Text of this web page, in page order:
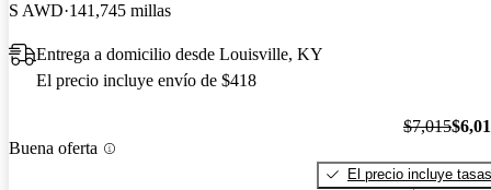
S AWD 141,745 millas
Entrega a domicilio desde Louisville, KY
El precio incluye envío de $418
Buena oferta
$7,015
El precio incluye tasas